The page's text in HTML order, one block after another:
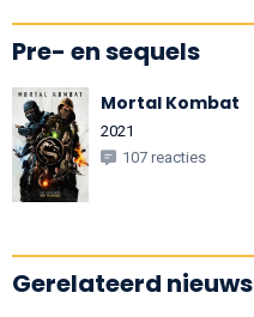
Pre- en sequels
Mortal Kombat
2021
107 reacties
Gerelateerd nieuws